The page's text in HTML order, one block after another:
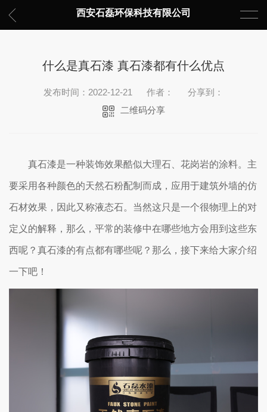
西安石磊环保科技有限公司
什么是真石漆 真石漆都有什么优点
发布时间：2022-12-21 作者：
分享到：
二维码分享
真石漆是一种装饰效果酷似大理石、花岗岩的涂料。主
要采用各种颜色的天然石粉配制而成，应用于建筑外墙的仿
石材效果，因此又称液态石。当然这只是一个很物理上的对
定义的解释，那么，平常的装修中在哪些地方会用到这些东
西呢？真石漆的有点都有哪些呢？那么，接下来给大家介绍
一下吧！